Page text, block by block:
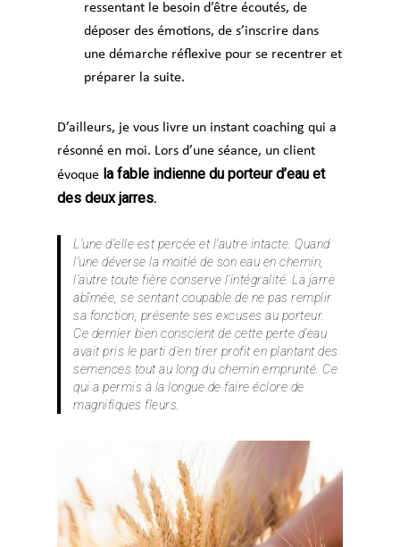
ressentant le besoin d’être écoutés, de
déposer des émotions, de s’inscrire dans
une démarche réflexive pour se recentrer et
préparer la suite.
D’ailleurs, je vous livre un instant coaching qui a
résonné en moi. Lors d’une séance, un client
évoque la fable indienne du porteur d’eau et
des deux jarres.
L’une d’elle est percée et l’autre intacte. Quand
l’une déverse la moitié de son eau en chemin,
l’autre toute fière conserve l’intégralité. La jarre
abîmée, se sentant coupable de ne pas remplir
sa fonction, présente ses excuses au porteur.
Ce dernier bien conscient de cette perte d’eau
avait pris le parti d’en tirer profit en plantant des
semences tout au long du chemin emprunté. Ce
qui a permis à la longue de faire éclore de
magnifiques fleurs.